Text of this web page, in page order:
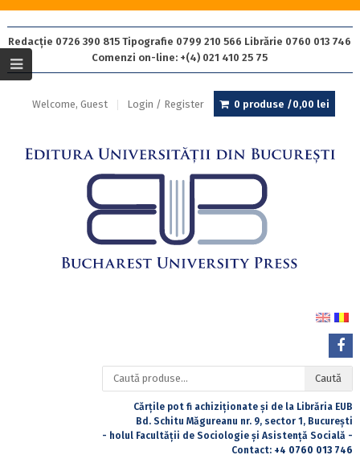
Redacție 0726 390 815 Tipografie 0799 210 566 Librărie 0760 013 746
Comenzi on-line: +(4) 021 410 25 75
Welcome, Guest Login / Register 0 produse /0,00 lei
Caută
după:
Caută
Cărțile pot fi achiziționate și de la Librăria EUB
Bd. Schitu Măgureanu nr. 9, sector 1, București
- holul Facultății de Sociologie și Asistență Socială -
Contact: +4 0760 013 746